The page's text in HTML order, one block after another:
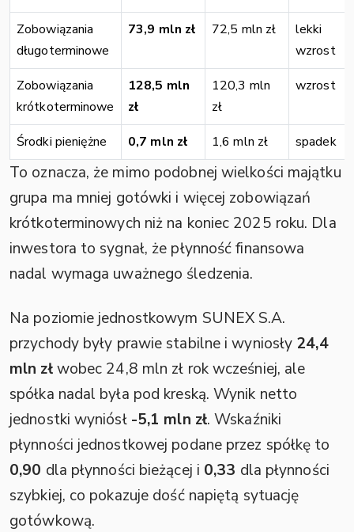
Zobowiązania
długoterminowe
73,9 mln zł 72,5 mln zł
lekki
wzrost
Zobowiązania
krótkoterminowe
128,5 mln
zł
120,3 mln
zł
wzrost
Środki pieniężne 0,7 mln zł 1,6 mln zł spadek
To oznacza, że mimo podobnej wielkości majątku
grupa ma mniej gotówki i więcej zobowiązań
krótkoterminowych niż na koniec 2025 roku. Dla
inwestora to sygnał, że płynność finansowa
nadal wymaga uważnego śledzenia.
Na poziomie jednostkowym SUNEX S.A.
przychody były prawie stabilne i wyniosły 24,4
mln złwobec 24,8 mln zł rok wcześniej, ale
spółka nadal była pod kreską. Wynik netto
jednostki wyniósł -5,1 mln zł. Wskaźniki
płynności jednostkowej podane przez spółkę to
0,90 dla płynności bieżącej i 0,33 dla płynności
szybkiej, co pokazuje dość napiętą sytuację
gotówkową.